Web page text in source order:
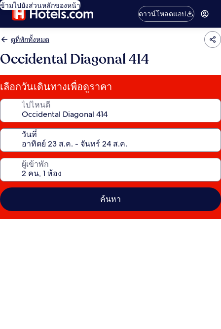
ข้ามไปยังส่วนหลักของหน้า
ดาวน์โหลดแอป
ดูที่พักทั้งหมด
Occidental Diagonal 414
เลือกวันเดินทางเพื่อดูราคา
ไปไหนดี
วันที่
ผู้เข้าพัก
ค้นหา